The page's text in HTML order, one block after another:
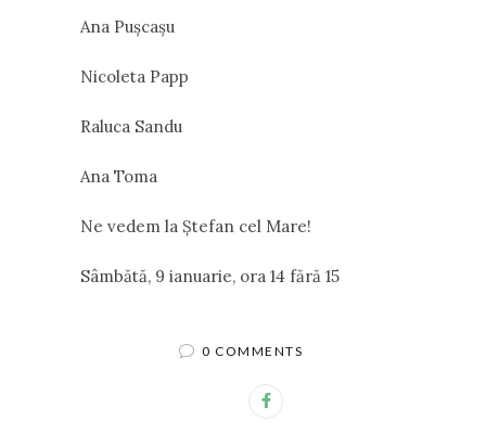
Ana Puşcaşu
Nicoleta Papp
Raluca Sandu
Ana Toma
Ne vedem la Ştefan cel Mare!
Sâmbătă, 9 ianuarie, ora 14 fără 15
0 COMMENTS